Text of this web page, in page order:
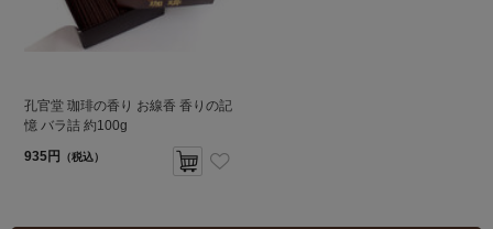
孔官堂 珈琲の香り お線香 香りの記
憶 バラ詰 約100g
935円 （税込）